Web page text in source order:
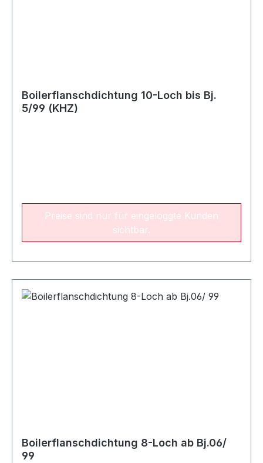
Boilerflanschdichtung 10-Loch bis Bj.
5/99 (KHZ)
Preise sind nur für eingeloggte Kunden
sichtbar.
Boilerflanschdichtung 8-Loch ab Bj.06/
99